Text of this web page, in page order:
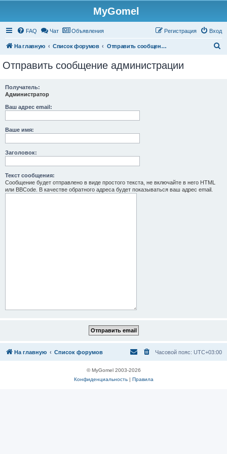
MyGomel
FAQ Чат Объявления Вход
Регистрация
На главную Список форумов Отправить сообщение администрации
Отправить сообщение администрации
Получатель:
Администратор
Ваш адрес email:
Ваше имя:
Заголовок:
Текст сообщения:
Сообщение будет отправлено в виде простого текста, не включайте в него HTML
или BBCode. В качестве обратного адреса будет показываться ваш адрес email.
На главную Список форумов Часовой пояс: UTC+03:00
© MyGomel 2003-2026
Конфиденциальность| Правила